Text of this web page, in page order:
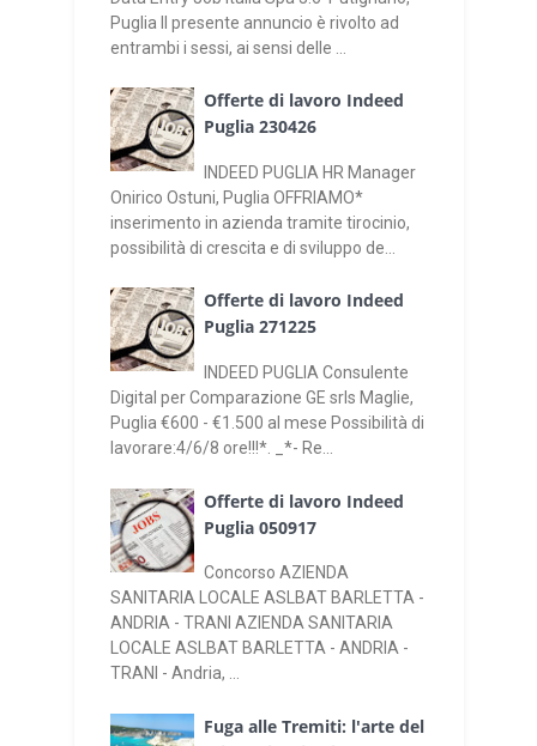
Puglia Il presente annuncio è rivolto ad
entrambi i sessi, ai sensi delle ...
Offerte di lavoro Indeed
Puglia 230426
INDEED PUGLIA HR Manager
Onirico Ostuni, Puglia OFFRIAMO*
inserimento in azienda tramite tirocinio,
possibilità di crescita e di sviluppo de...
Offerte di lavoro Indeed
Puglia 271225
INDEED PUGLIA Consulente
Digital per Comparazione GE srls Maglie,
Puglia €600 - €1.500 al mese Possibilità di
lavorare:4/6/8 ore!!!*. _*- Re...
Offerte di lavoro Indeed
Puglia 050917
Concorso AZIENDA
SANITARIA LOCALE ASLBAT BARLETTA -
ANDRIA - TRANI AZIENDA SANITARIA
LOCALE ASLBAT BARLETTA - ANDRIA -
TRANI - Andria, ...
Fuga alle Tremiti: l'arte del